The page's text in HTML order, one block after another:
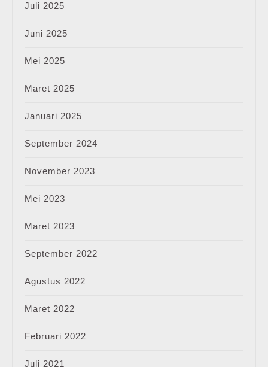
Juli 2025
Juni 2025
Mei 2025
Maret 2025
Januari 2025
September 2024
November 2023
Mei 2023
Maret 2023
September 2022
Agustus 2022
Maret 2022
Februari 2022
Juli 2021